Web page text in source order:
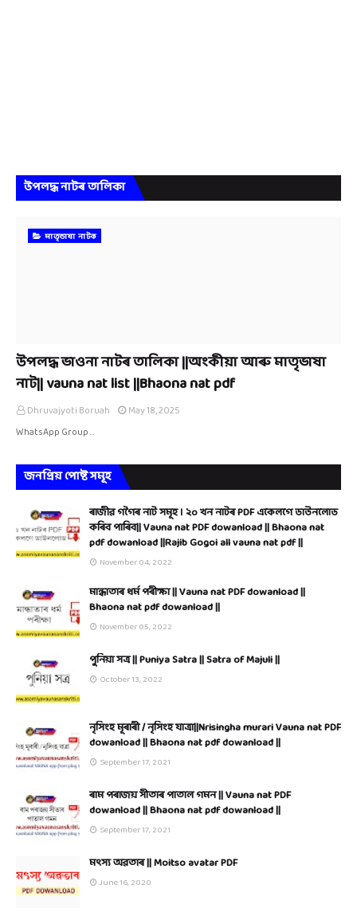
উপলদ্ধ নাটৰ তালিকা
মাতৃভাষা নাটক
উপলদ্ধ ভাওনা নাটৰ তালিকা ||অংকীয়া আৰু মাতৃভাষা
নাট|| vauna nat list ||Bhaona nat pdf
Dhruvajyoti Boruah
May 18, 2025
WhatsApp Group …
জনপ্ৰিয় পোষ্ট সমূহ
ৰাজীৱ গগৈৰ নাট সমূহ । ২০ খন নাটৰ PDF একেলগে ডাউনলোড
কৰিব পাৰিব|| Vauna nat PDF dowanload || Bhaona nat
pdf dowanload ||Rajib Gogoi all vauna nat pdf ||
November 04, 2022
মান্ধাতাৰ ধৰ্ম পৰীক্ষা || Vauna nat PDF dowanload ||
Bhaona nat pdf dowanload ||
November 05, 2022
পুনিয়া সত্ৰ || Puniya Satra || Satra of Majuli ||
October 13, 2022
নৃসিংহ মূৰাৰী / নৃসিংহ যাত্ৰা||Nrisingha murari Vauna nat PDF
dowanload || Bhaona nat pdf dowanload ||
September 17, 2021
ৰাম পৰাজয় সীতাৰ পাতাল গমন || Vauna nat PDF
dowanload || Bhaona nat pdf dowanload ||
September 17, 2021
মৎস্য অৱতাৰ || Moitso avatar PDF
June 16, 2020